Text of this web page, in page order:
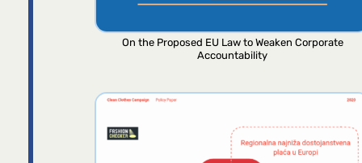
On the Proposed EU Law to Weaken Corporate
Accountability